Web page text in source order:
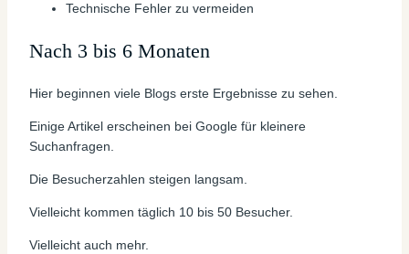
Technische Fehler zu vermeiden
Nach 3 bis 6 Monaten
Hier beginnen viele Blogs erste Ergebnisse zu sehen.
Einige Artikel erscheinen bei Google für kleinere
Suchanfragen.
Die Besucherzahlen steigen langsam.
Vielleicht kommen täglich 10 bis 50 Besucher.
Vielleicht auch mehr.